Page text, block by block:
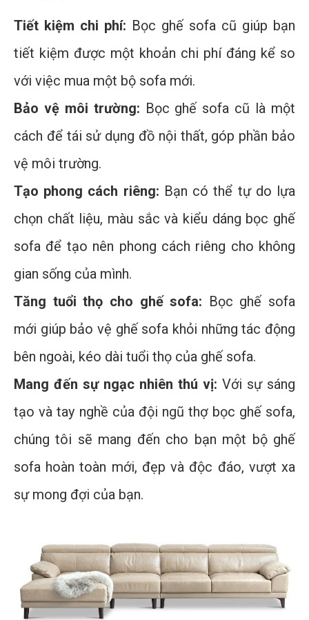
Tiết kiệm chi phí: Bọc ghế sofa cũ giúp bạn
tiết kiệm được một khoản chi phí đáng kể so
với việc mua một bộ sofa mới.
Bảo vệ môi trường: Bọc ghế sofa cũ là một
cách để tái sử dụng đồ nội thất, góp phần bảo
vệ môi trường.
Tạo phong cách riêng: Bạn có thể tự do lựa
chọn chất liệu, màu sắc và kiểu dáng bọc ghế
sofa để tạo nên phong cách riêng cho không
gian sống của mình.
Tăng tuổi thọ cho ghế sofa: Bọc ghế sofa
mới giúp bảo vệ ghế sofa khỏi những tác động
bên ngoài, kéo dài tuổi thọ của ghế sofa.
Mang đến sự ngạc nhiên thú vị: Với sự sáng
tạo và tay nghề của đội ngũ thợ bọc ghế sofa,
chúng tôi sẽ mang đến cho bạn một bộ ghế
sofa hoàn toàn mới, đẹp và độc đáo, vượt xa
sự mong đợi của bạn.